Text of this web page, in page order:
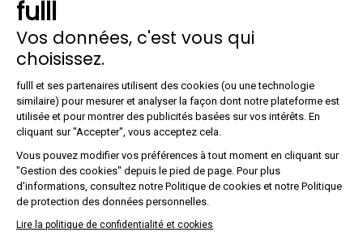
fulll
Vos données, c'est vous qui
choisissez.
Plateforme de Gestion du
fulll et ses partenaires utilisent des cookies (ou une technologie
similaire) pour mesurer et analyser la façon dont notre plateforme est
utilisée et pour montrer des publicités basées sur vos intérêts. En
cliquant sur "Accepter", vous acceptez cela.
Vous pouvez modifier vos préférences à tout moment en cliquant sur
"Gestion des cookies" depuis le pied de page. Pour plus
d'informations, consultez notre Politique de cookies et notre Politique
de protection des données personnelles.
Lire la politique de confidentialité et cookies
Axeptio consent
comptabilité (facturation, devis, etc.).
L’automatisationdes processus
comptables
En automatisant certaines tâches
récurrentes et chronophages comme la
production des lettres de mission, un outil
CRM permet à l’expert-comptable et ses
collaborateurs de libérer un temps précieux